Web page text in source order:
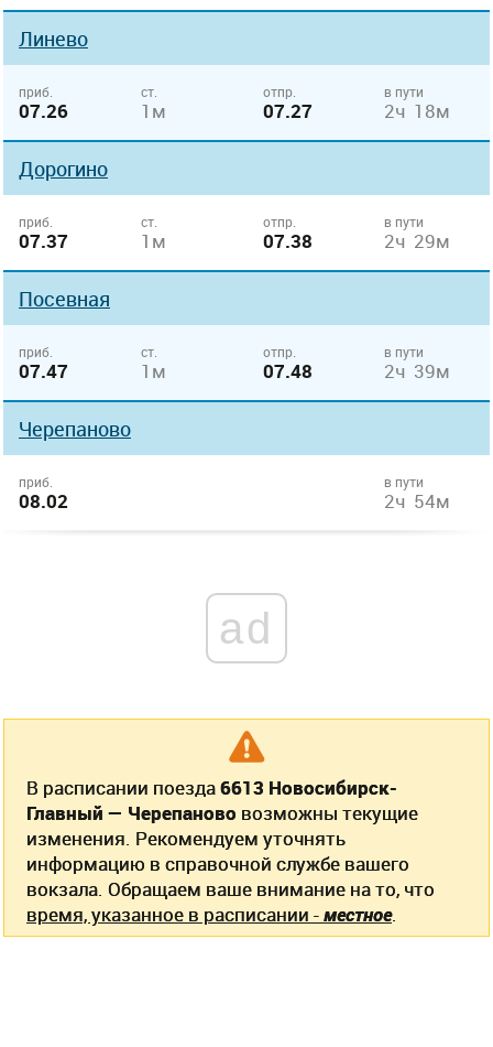
Линево
приб.
07.26
ст.
1м
отпр.
07.27
в пути
2ч 18м
Дорогино
приб.
07.37
ст.
1м
отпр.
07.38
в пути
2ч 29м
Посевная
приб.
07.47
ст.
1м
отпр.
07.48
в пути
2ч 39м
Черепаново
приб.
08.02
в пути
2ч 54м
ad
В расписании поезда6613 Новосибирск-
Главный — Черепаново возможны текущие
изменения. Рекомендуем уточнять
информацию в справочной службе вашего
вокзала. Обращаем ваше внимание на то, что
время, указанное в расписании -местное.